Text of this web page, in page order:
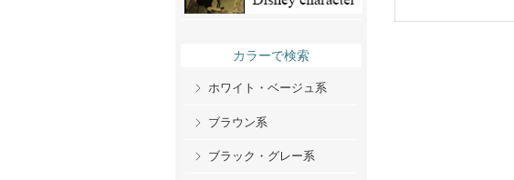
カラーで検索
ホワイト・ベージュ系
ブラウン系
ブラック・グレー系